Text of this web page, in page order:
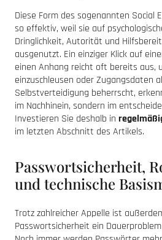
Diese Form des sogenannten Social
so effektiv, weil sie auf
Dringlichkeit, Autorität und
ausgenutzt. Ein einziger Klick auf
einen Anhang reicht oft bereits aus,
einzuschleusen oder Zugangsdaten
Selbstverteidigung beherrscht,
im Nachhinein, sondern im
Investieren Sie deshalb in
im letzten Abschnitt des Artikels.
Passwortsicherheit,
und technische
Trotz zahlreicher Appelle ist
Passwortsicherheit ein